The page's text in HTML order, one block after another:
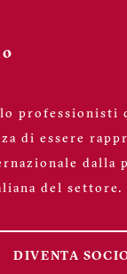
professionisti
di essere
dalla
del settore.
DIVENTA